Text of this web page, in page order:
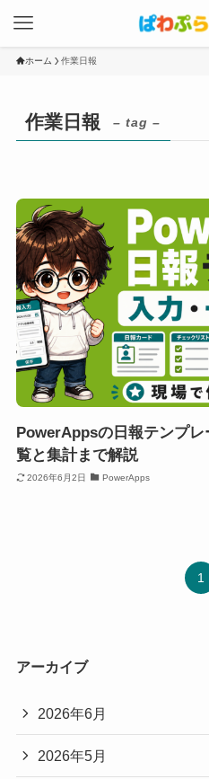
ホーム 作業日報
作業日報 – tag –
PowerAppsの日報テンプ
覧と集計まで解説
2026年6月2日 PowerApps
1
アーカイブ
2026年6月
2026年5月